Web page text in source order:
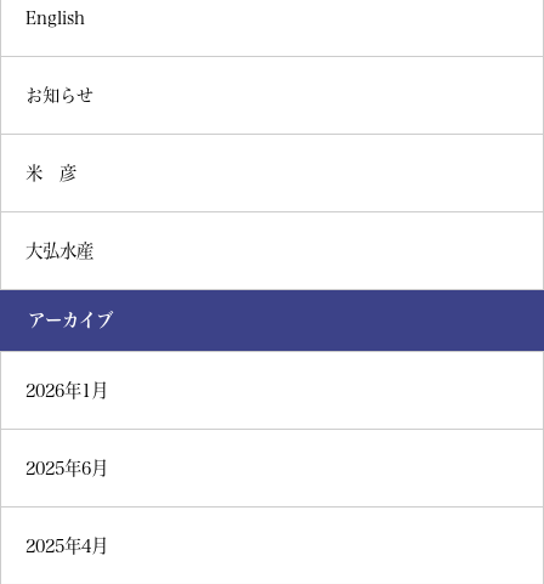
English
お知らせ
米 彦
大弘水産
アーカイブ
2026年1月
2025年6月
2025年4月